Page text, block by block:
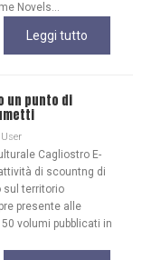
Novels...
Leggi tutto
un punto di
Cagliostro E-
di scountng di
sul territorio
presente alle
volumi pubblicati in